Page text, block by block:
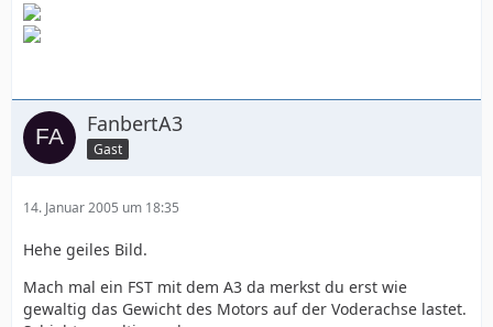
FanbertA3
Gast
14. Januar 2005 um 18:35
Hehe geiles Bild.
Mach mal ein FST mit dem A3 da merkst du erst wie
gewaltig das Gewicht des Motors auf der Voderachse lastet.